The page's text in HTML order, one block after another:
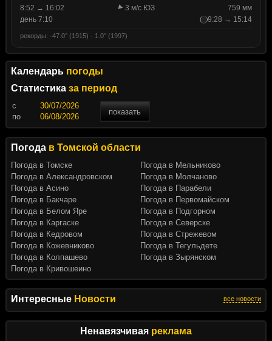
Интересные Новости все новости
Ненавязчивая реклама
8:52 → 16:02
3 м/с ЮЗ
759 мм
день 7:10
9:28 → 15:14
рекорды: -47.0° (1915) · 1.0° (1997)
Календарь погоды
Статистика за период
c
показать
по
Погода в Томской области
Погода в Томске
Погода в Александровском
Погода в Асино
Погода в Бакчаре
Погода в Белом Яре
Погода в Каргаске
Погода в Кедровом
Погода в Кожевниково
Погода в Колпашево
Погода в Кривошеино
Погода в Мельниково
Погода в Молчаново
Погода в Парабели
Погода в Первомайском
Погода в Подгорном
Погода в Северске
Погода в Стрежевом
Погода в Тегульдете
Погода в Зырянском